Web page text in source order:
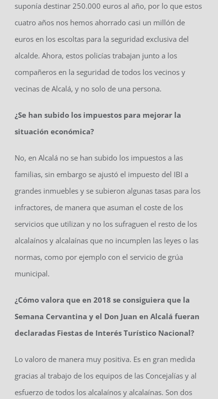
suponía destinar 250.000 euros al año, por lo que estos
cuatro años nos hemos ahorrado casi un millón de
euros en los escoltas para la seguridad exclusiva del
alcalde. Ahora, estos policías trabajan junto a los
compañeros en la seguridad de todos los vecinos y
vecinas de Alcalá, y no solo de una persona.
¿Se han subido los impuestos para mejorar la
situación económica?
No, en Alcalá no se han subido los impuestos a las
familias, sin embargo se ajustó el impuesto del IBI a
grandes inmuebles y se subieron algunas tasas para los
infractores, de manera que asuman el coste de los
servicios que utilizan y no los sufraguen el resto de los
alcalaínos y alcalaínas que no incumplen las leyes o las
normas, como por ejemplo con el servicio de grúa
municipal.
¿Cómo valora que en 2018 se consiguiera que la
Semana Cervantina y el Don Juan en Alcalá fueran
declaradas Fiestas de Interés Turístico Nacional?
Lo valoro de manera muy positiva. Es en gran medida
gracias al trabajo de los equipos de las Concejalías y al
esfuerzo de todos los alcalaínos y alcalaínas. Son dos